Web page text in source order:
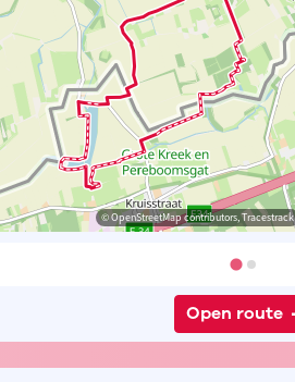
© OpenStreetMap contributors, Tracestrack
Open route